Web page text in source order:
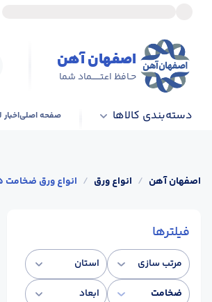
اصفهان آهن
حـافظ اعتــــــماد شما
دسته‌بندی کالاها صفحه اصلی
اصفهان آهن / انواع ورق / انواع ورق ضخامت 0.5
فیلترها
مرتب سازی
استان
ضخامت
ابعاد